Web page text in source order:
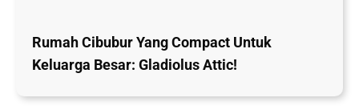
Rumah Cibubur Yang Compact Untuk
Keluarga Besar: Gladiolus Attic!